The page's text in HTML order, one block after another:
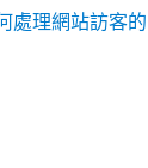
理網站訪客